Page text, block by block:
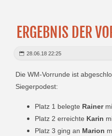
ERGEBNIS DER
28.06.18 22:25
Die WM-Vorrunde ist
Siegerpodest:
Platz 1 belegte Rainer
Platz 2 erreichte Karin
Platz 3 ging an Marion